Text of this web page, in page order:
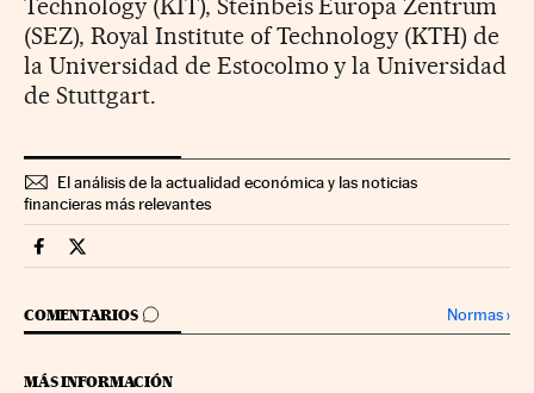
Technology (KIT), Steinbeis Europa Zentrum
(SEZ), Royal Institute of Technology (KTH) de
la Universidad de Estocolmo y la Universidad
de Stuttgart.
El análisis de la actualidad económica y las noticias
financieras más relevantes
Companias Cinco Días en Facebook
Companias Cinco Días en Twitter
COMENTARIOS
IR A LOS COMENTARIOS Normas›
MÁS INFORMACIÓN